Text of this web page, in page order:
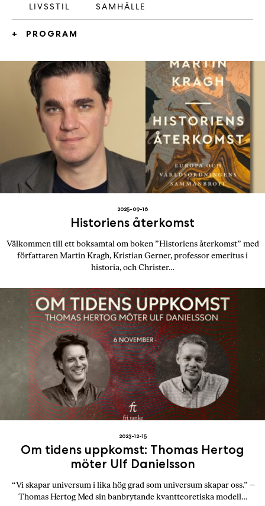
k
ö
ö
l
h
o
s
F
r
T
a
n
k
e
LIVSSTIL
SAMHÄLLE
PROGRAM
Historiens återkomst
2025-09-16
Välkommen till ett boksamtal om boken ”Historiens återkomst” med
författaren Martin Kragh, Kristian Gerner, professor emeritus i
historia, och Christer…
Om tidens uppkomst: Thomas Hertog
möter Ulf Danielsson
2023-12-15
“Vi skapar universum i lika hög grad som universum skapar oss.” –
Thomas Hertog Med sin banbrytande kvantteoretiska modell…